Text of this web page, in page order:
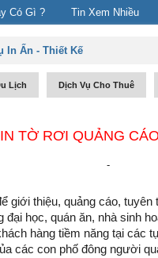
Có Gì ? Tin Xem Nhiều
In Ấn - Thiết Kế
Lịch Dịch Vụ Cho Thuê
TỜ RƠI QUẢNG CÁO
-
thiệu, quảng cáo,
học, quán ăn, nhà sinh
hàng tiềm năng tại các
các con phố đông người